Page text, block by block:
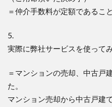
＝仲介手数料が定額であるこ
5.
実際に弊社サービスを使って
＝マンションの売却、中古戸
た。
マンション売却から中古戸建